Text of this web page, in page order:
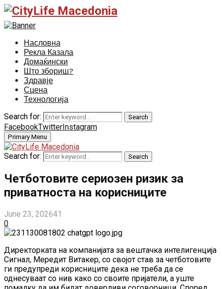
Насловна
Рекла Казала
Домаќински
Што збориш?
Здравје
Сцена
Технологија
Search for:
Search
FacebookTwitterInstagram
Primary Menu
Search for: Search
Четботовите сериозен ризик за
приватноста на корисниците
June 23, 202641
0
Директорката на компанијата за вештачка интелигенција
Сигнал, Мередит Витакер, со својот став за четботовите
ги предупреди корисниците дека не треба да се
однесуваат со нив како со своите пријатели, а уште